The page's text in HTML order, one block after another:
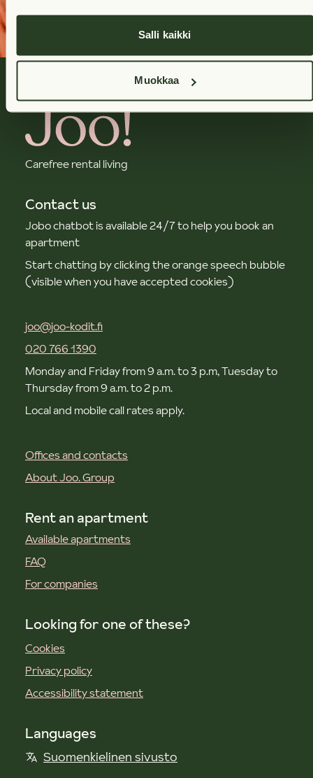
Salli kaikki
Muokkaa
Carefree rental living
Contact us
Jobo chatbot is available 24/7 to help you book an
apartment
Start chatting by clicking the orange speech bubble
(visible when you have accepted cookies)
joo@joo-kodit.fi
020 766 1390
Monday and Friday from 9 a.m. to 3 p.m, Tuesday to
Thursday from 9 a.m. to 2 p.m.
Local and mobile call rates apply.
Offices and contacts
About Joo. Group
Rent an apartment
Available apartments
FAQ
For companies
Looking for one of these?
Cookies
Privacy policy
Accessibility statement
Languages
Suomenkielinen sivusto